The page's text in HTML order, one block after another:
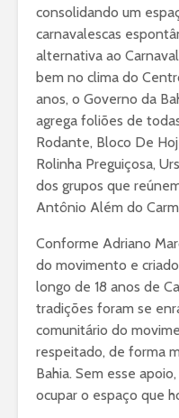
consolidando um
carnavalescas
alternativa ao
bem no clima do
anos, o Governo da
agrega foliões de
Rodante, Bloco De
Rolinha Preguiçosa,
dos grupos que
Antônio Além do
Conforme Adriano
do movimento e
longo de 18 anos de
tradições foram se
comunitário do
respeitado, de forma
Bahia. Sem esse
ocupar o espaço que